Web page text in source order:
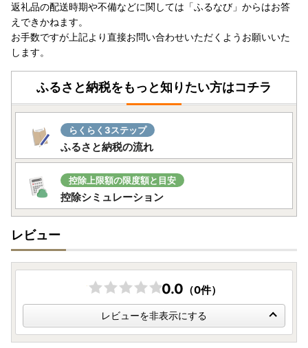
返礼品の配送時期や不備などに関しては「ふるなび」からはお答
えできかねます。
お手数ですが上記より直接お問い合わせいただくようお願いいた
します。
ふるさと納税をもっと知りたい方はコチラ
らくらく3ステップ
ふるさと納税の流れ
控除上限額の限度額と目安
控除シミュレーション
レビュー
0.0 （0件）
レビューを非表示にする